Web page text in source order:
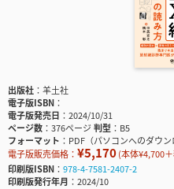
出版社
羊土社
電子版ISBN
電子版発売日
2024/10/31
ページ数
376ページ判型
B5
フォーマット
PDF（パソコンへのダウン
電子版販売価格： ¥5,170(本体¥4,700
印刷版ISBN
978-4-7581-2407-2
印刷版発行年月
2024/10